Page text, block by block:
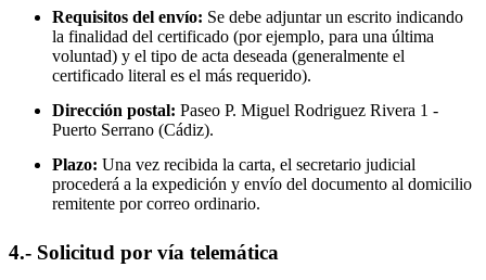
Requisitos del envío: Se debe adjuntar un escrito indicando
la finalidad del certificado (por ejemplo, para una última
voluntad) y el tipo de acta deseada (generalmente el
certificado literal es el más requerido).
Dirección postal: Paseo P. Miguel Rodriguez Rivera 1 -
Puerto Serrano (Cádiz).
Plazo: Una vez recibida la carta, el secretario judicial
procederá a la expedición y envío del documento al domicilio
remitente por correo ordinario.
4.- Solicitud por vía telemática